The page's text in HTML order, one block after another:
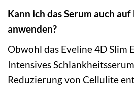
Kann ich das Serum auch
anwenden?
Obwohl das Eveline 4D Slim
Intensives
Reduzierung von Cellulite